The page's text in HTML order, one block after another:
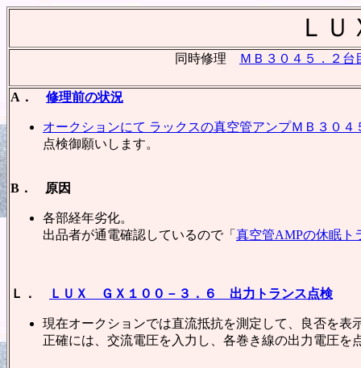
Ｌ
同時修理 ＭＢ３０４５．２台
A． 修理前の状況
オークションにて ラックスの真空管アンプＭＢ３０４
点検御願いします。
B． 原因
各部経年劣化。
出品者が通電確認しているので「 真空管AMPの休眠ト
Ｌ． ＬＵＸ ＧＸ１００－３．６ 出力トランス点検
現在オークションでは直流抵抗を測定して、良否を表
正確には、交流電圧を入力し、各巻き線の出力電圧を